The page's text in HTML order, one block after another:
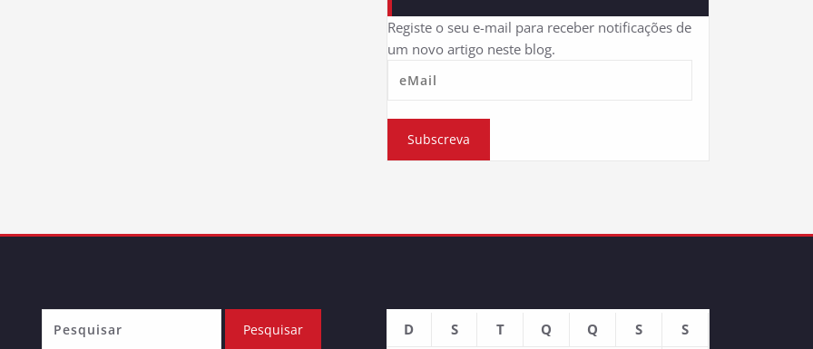
Registe o seu e-mail para receber notificações de
um novo artigo neste blog.
Subscreva
D S T Q Q S
S